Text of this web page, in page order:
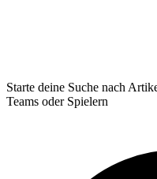
Starte deine Suche nach
Teams oder Spielern